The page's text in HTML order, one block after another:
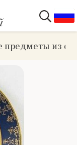
предметы из